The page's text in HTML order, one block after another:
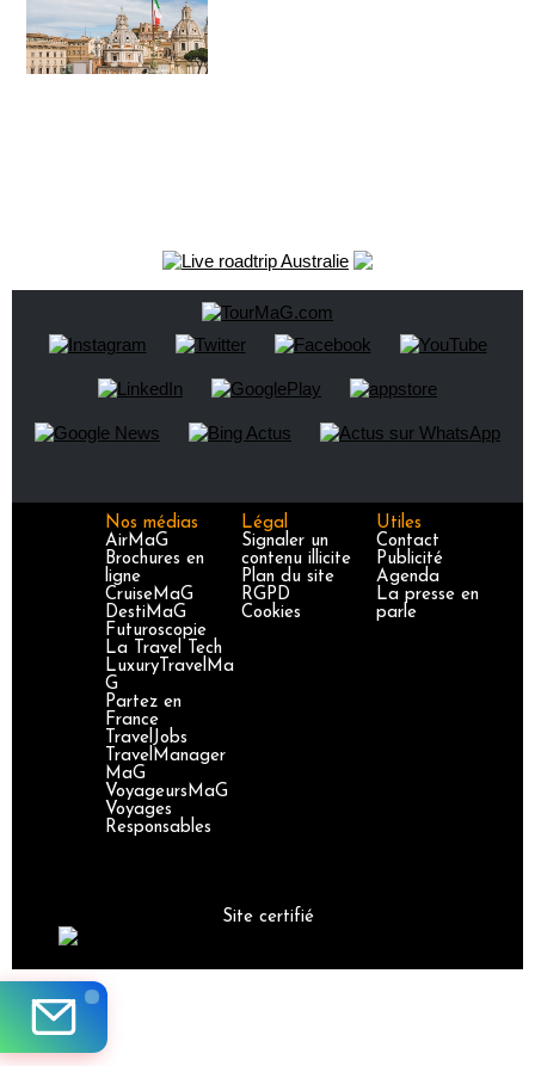
Nos médias
AirMaG
Brochures en
ligne
CruiseMaG
DestiMaG
Futuroscopie
La Travel Tech
LuxuryTravelMa
G
Partez en
France
TravelJobs
TravelManager
MaG
VoyageursMaG
Voyages
Responsables
Légal
Signaler un
contenu illicite
Plan du site
RGPD
Cookies
Utiles
Contact
Publicité
Agenda
La presse en
parle
Site certifié